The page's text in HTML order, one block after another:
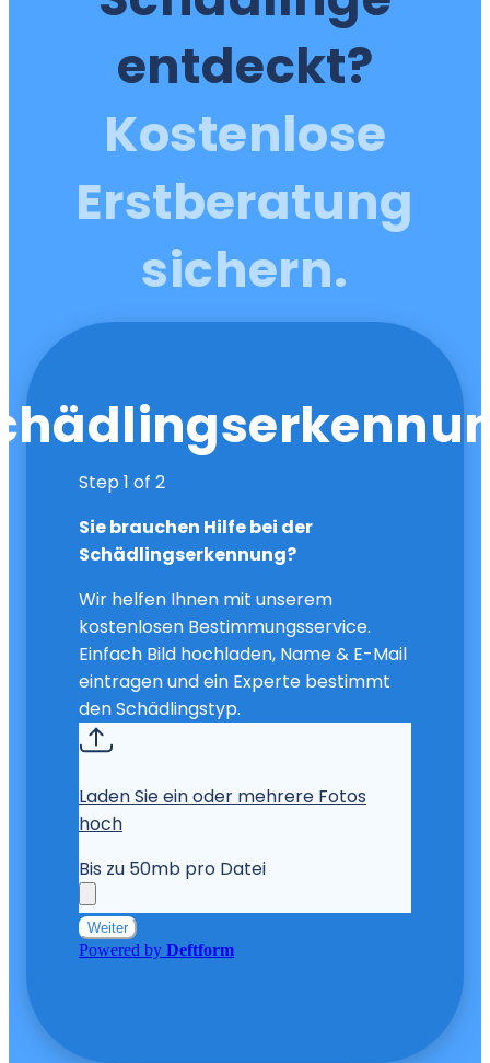
entdeckt?
Kostenlose
Erstberatung
sichern.